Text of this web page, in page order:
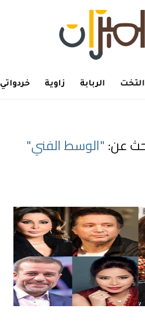
التخت الربابة زاوية خردواتي
عن: "الوسط الفني"